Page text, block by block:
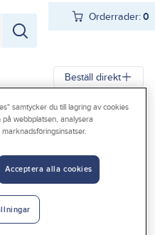
Orderrader:0
Beställ direkt
& Förbrukning
avfettning
GÖRDETMEDRW
Multirengöring
MULTIRENGÖRING
samtycker du till lagring av cookies
webbplatsen, analysera
Acceptera alla cookies